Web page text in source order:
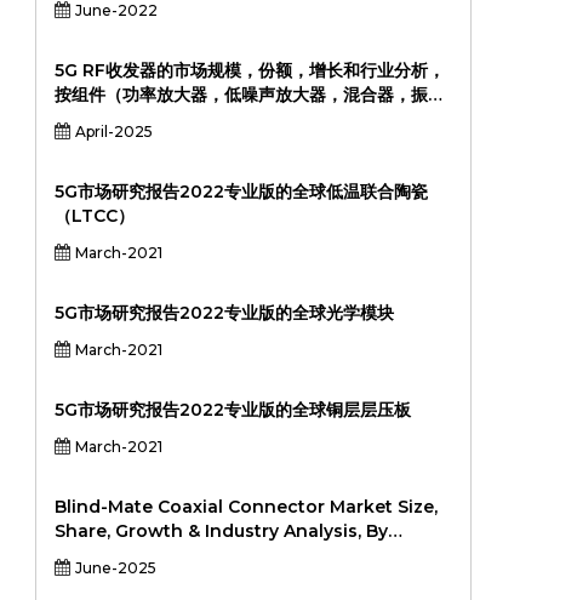
June-2022
5G RF收发器的市场规模，份额，增长和行业分析，
按组件（功率放大器，低噪声放大器，混合器，振荡
器，振荡器，天线），按频带（Sub-6 GHz，
MMMWave）按应用（电信基础架构，消费者基础
Intuctial Incorial，Neudomotive，
Automotive，SuffoMotive，Suffomotive），
以及2024--
April-2025
5G市场研究报告2022专业版的全球低温联合陶瓷
（LTCC）
March-2021
5G市场研究报告2022专业版的全球光学模块
March-2021
5G市场研究报告2022专业版的全球铜层层压板
March-2021
Blind-Mate Coaxial Connector Market Size,
Share, Growth & Industry Analysis, By
Connector Type (SMPM, SMP, Mini-SMP,
BMA, BMZ, Others), By Frequency Range (Up
June-2025